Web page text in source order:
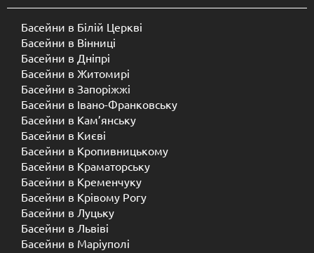
Басейни в Білій Церкві
Басейни в Вінниці
Басейни в Дніпрі
Басейни в Житомирі
Басейни в Запоріжжі
Басейни в Івано-Франковську
Басейни в Кам’янську
Басейни в Києві
Басейни в Кропивницькому
Басейни в Краматорську
Басейни в Кременчуку
Басейни в Крівому Рогу
Басейни в Луцьку
Басейни в Львіві
Басейни в Маріуполі